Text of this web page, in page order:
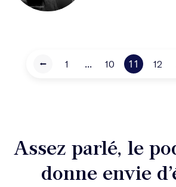
⭠ 1 ... 10 11 12
Assez parlé, le
donne envie